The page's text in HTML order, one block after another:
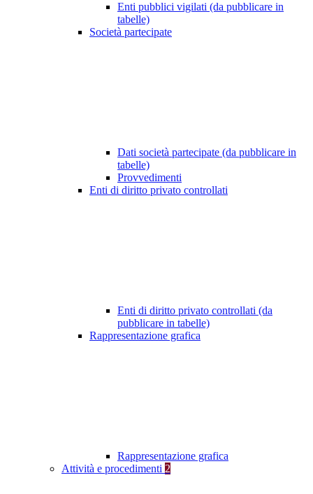
Enti pubblici vigilati (da pubblicare in
tabelle)
Società partecipate
Dati società partecipate (da pubblicare in
tabelle)
Provvedimenti
Enti di diritto privato controllati
Enti di diritto privato controllati (da
pubblicare in tabelle)
Rappresentazione grafica
Rappresentazione grafica
Attività e procedimenti 2